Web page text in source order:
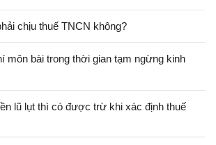
chịu thuế TNCN không?
môn bài trong thời gian tạm ngừng kinh
lũ lụt thì có được trừ khi xác định thuế